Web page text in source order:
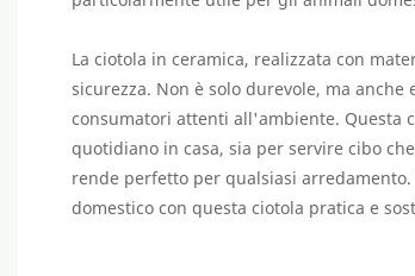
La ciotola in ceramica, realizzata con
sicurezza. Non è solo durevole, ma
consumatori attenti all'ambiente. Questa
quotidiano in casa, sia per servire cibo
rende perfetto per qualsiasi
domestico con questa ciotola pratica e